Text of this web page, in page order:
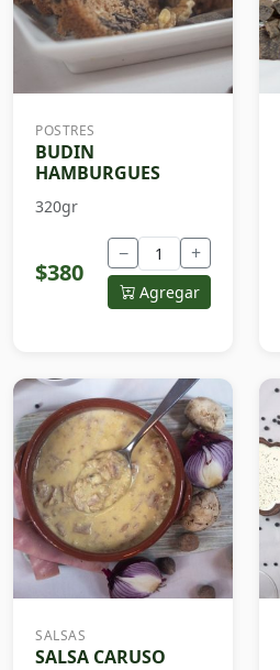
POSTRES
BUDIN
HAMBURGUES
320gr
$380
− +
Agregar
SALSAS
SALSA CARUSO